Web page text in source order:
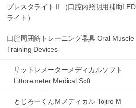
プレスタライトⅡ（口腔内照明用補助LED
ライト）
口腔周囲筋トレーニング器具 Oral Muscle
Training Devices
リットレメーターメディカルソフト
Littoremeter Medical Soft
とじろーくんＭメディカル Tojiro M